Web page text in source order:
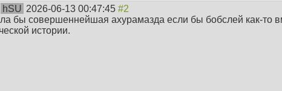
hSU 2026-06-13 00:47:45
бы совершеннейшая ахурамазда если бы бобслей как-то
истории.